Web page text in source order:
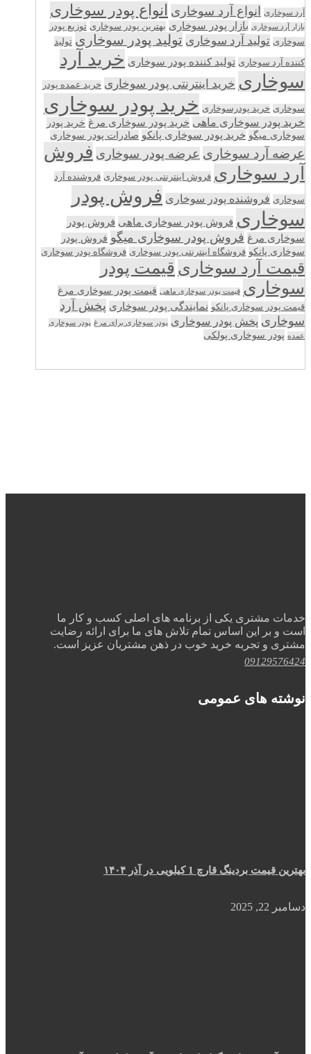
آرد سوخاری انواع آرد سوخاری انواع پودر سوخاری
بازار آرد سوخاری بازار پودر سوخاری بهترین پودر سوخاری توزیع پودر
سوخاری تولید آرد سوخاری تولید پودر سوخاری تولید
کننده آرد سوخاری تولید کننده پودر سوخاری خرید آرد
سوخاری خرید اینترنتی پودر سوخاری خرید عمده پودر
سوخاری خرید پودرسوخاری خرید پودر سوخاری
خرید پودر سوخاری ماهی خرید پودر سوخاری مرغ خرید پودر
سوخاری میگو خرید پودر سوخاری پانکو صادرات پودر سوخاری
عرضه آرد سوخاری عرضه پودر سوخاری فروش
آرد سوخاری فروش اینترنتی پودر سوخاری فروشنده آرد
سوخاری فروشنده پودر سوخاری فروش پودر
سوخاری فروش پودر سوخاری ماهی فروش پودر
سوخاری مرغ فروش پودر سوخاری میگو فروش پودر
سوخاری پانکو فروشگاه اینترنتی پودر سوخاری فروشگاه پودر سوخاری
قیمت آرد سوخاری قیمت پودر
سوخاری قیمت پودر سوخاری ماهی قیمت پودر سوخاری مرغ
قیمت پودر سوخاری پانکو نمایندگی پودر سوخاری پخش آرد
سوخاری پخش پودر سوخاری پودر سوخاری برای مرغ پودر سوخاری
عمده پودر سوخاری پولکی
خدمات مشتری یکی از برنامه های اصلی کسب و کار ما
است و بر این اساس تمام تلاش های ما برای ارائه رضایت
مشتری و تجربه خرید خوب در ذهن مشتریان عزیز است.
09129576424
نوشته های عمومی
بهترین قیمت بردینگ قارچ 1 کیلویی در آذر ۱۴۰۴
دسامبر 22, 2025